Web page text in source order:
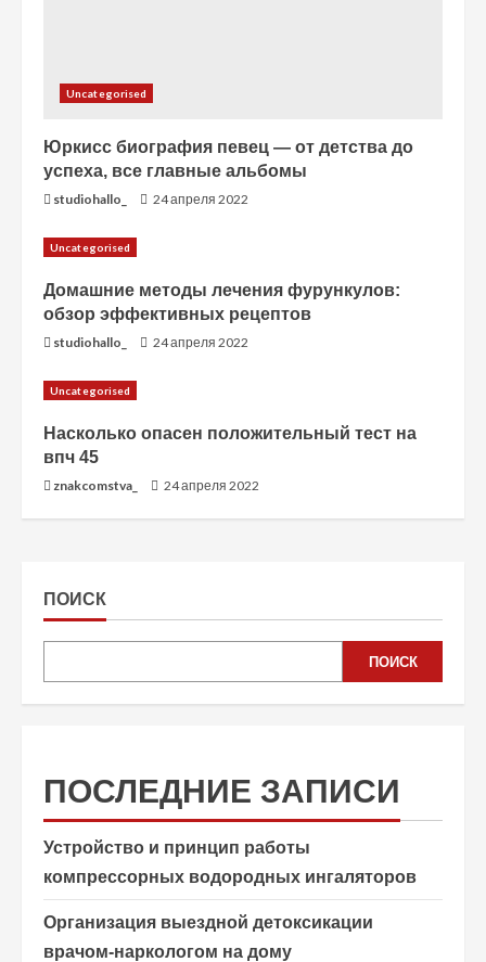
Uncategorised
Юркисс биография певец — от детства до
успеха, все главные альбомы
studiohallo_ 24 апреля 2022
Uncategorised
Домашние методы лечения фурункулов:
обзор эффективных рецептов
studiohallo_ 24 апреля 2022
Uncategorised
Насколько опасен положительный тест на
впч 45
znakcomstva_ 24 апреля 2022
ПОИСК
ПОИСК
ПОСЛЕДНИЕ ЗАПИСИ
Устройство и принцип работы
компрессорных водородных ингаляторов
Организация выездной детоксикации
врачом-наркологом на дому